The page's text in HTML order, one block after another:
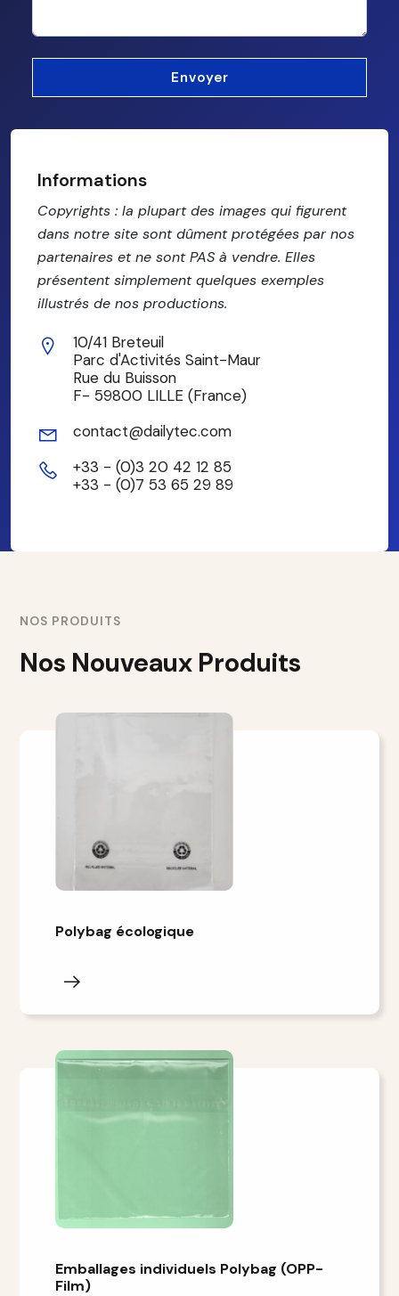
Informations
Copyrights : la plupart des images qui figurent
dans notre site sont dûment protégées par nos
partenaires et ne sont PAS à vendre. Elles
présentent simplement quelques exemples
illustrés de nos productions.
10/41 Breteuil
Parc d'Activités Saint-Maur
Rue du Buisson
F- 59800 LILLE (France)
contact@dailytec.com
+33 - (0)3 20 42 12 85
+33 - (0)7 53 65 29 89
NOS PRODUITS
Nos Nouveaux Produits
Polybag écologique
Emballages individuels Polybag (OPP-
Film)